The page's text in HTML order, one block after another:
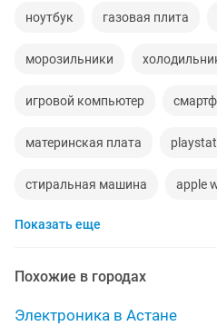
ноутбук газовая плита
морозильники
игровой компьютер
материнская плата
стиральная машина apple
беспроводные наушники
пылесос ipad 2 колонки
Показать еще
Похожие в городах
Электроника в Астане